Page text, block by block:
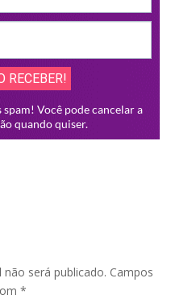
será publicado. Campos
*